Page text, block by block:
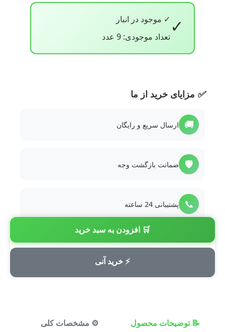
✓ ✓ موجود در انبار
تعداد موجودی: 9 عدد
🛒 افزودن به سبد خرید
⚡ خرید آنی
✅ مزایای خرید از ما
🚚 ارسال سریع و رایگان
🛡️ ضمانت بازگشت وجه
📞 پشتیبانی 24 ساعته
💳 پرداخت امن
📝 توضیحات محصول ⚙️ مشخصات کلی